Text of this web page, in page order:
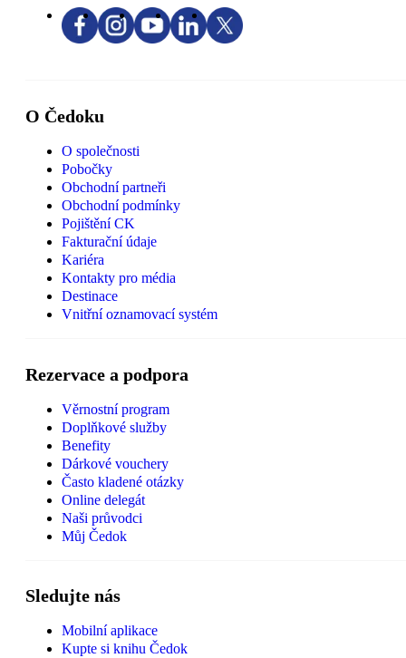
O Čedoku
O společnosti
Pobočky
Obchodní partneři
Obchodní podmínky
Pojištění CK
Fakturační údaje
Kariéra
Kontakty pro média
Destinace
Vnitřní oznamovací systém
Rezervace a podpora
Věrnostní program
Doplňkové služby
Benefity
Dárkové vouchery
Často kladené otázky
Online delegát
Naši průvodci
Můj Čedok
Sledujte nás
Mobilní aplikace
Kupte si knihu Čedok